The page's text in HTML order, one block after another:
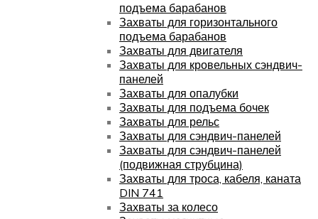
подъема барабанов
Захваты для горизонтального
подъема барабанов
Захваты для двигателя
Захваты для кровельных сэндвич-
панелей
Захваты для опалубки
Захваты для подъема бочек
Захваты для рельс
Захваты для сэндвич-панелей
Захваты для сэндвич-панелей
(подвижная струбцина)
Захваты для троса, кабеля, каната
DIN 741
Захваты за колесо